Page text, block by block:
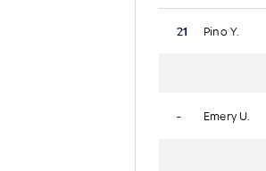
21 Pino Y.
- Emery U.